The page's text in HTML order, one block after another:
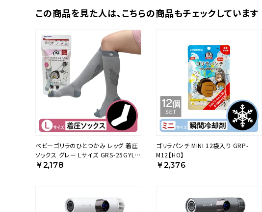
この商品を⾒た⼈は、こちらの商品もチェックしています
ベビーゴリラのひとつかみ レッグ 着圧
ソックス グレー Lサイズ GRS-25GYL
【KA】
￥2,178
ゴリラパンチ MINI 12袋入り GRP-
M12【HO】
￥2,376